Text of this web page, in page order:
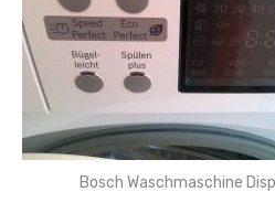
Bosch Waschmaschine